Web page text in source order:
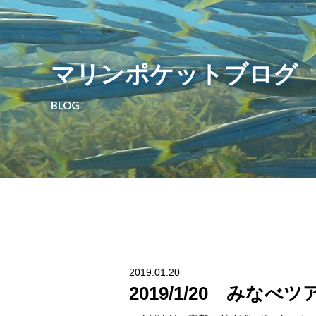
マリンポケットブログ
BLOG
2019.01.20
2019/1/20 みなべツ